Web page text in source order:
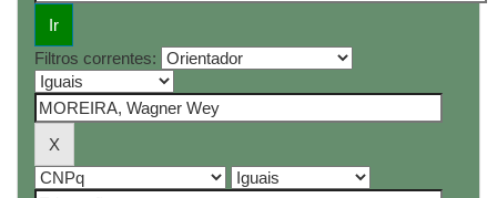
Filtros correntes: